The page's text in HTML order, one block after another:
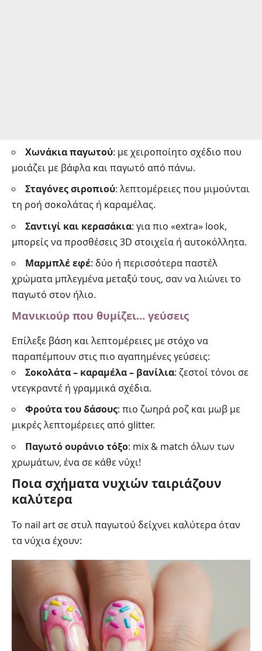
Χωνάκια παγωτού: με χειροποίητο σχέδιο που
μοιάζει με βάφλα και παγωτό από πάνω.
Σταγόνες σιροπιού: λεπτομέρειες που μιμούνται
τη ροή σοκολάτας ή καραμέλας.
Σαντιγί και κερασάκια: για πιο «extra» look,
μπορείς να προσθέσεις 3D στοιχεία ή αυτοκόλλητα.
Μαρμπλέ εφέ: δύο ή περισσότερα παστέλ
χρώματα μπλεγμένα μεταξύ τους, σαν να λιώνει το
παγωτό στον ήλιο.
Μανικιούρ που θυμίζει… γεύσεις
Επίλεξε βάση και λεπτομέρειες με στόχο να
παραπέμπουν στις πιο αγαπημένες γεύσεις:
Σοκολάτα – καραμέλα – βανίλια: ζεστοί τόνοι σε
ντεγκραντέ ή γραμμικά σχέδια.
Φρούτα του δάσους: πιο ζωηρά ροζ και μωβ με
μικρές λεπτομέρειες από glitter.
Παγωτό ουράνιο τόξο: mix & match όλων των
χρωμάτων, ένα σε κάθε νύχι!
Ποια σχήματα νυχιών ταιριάζουν
καλύτερα
Το nail art σε στυλ παγωτού δείχνει καλύτερα όταν
τα νύχια έχουν: